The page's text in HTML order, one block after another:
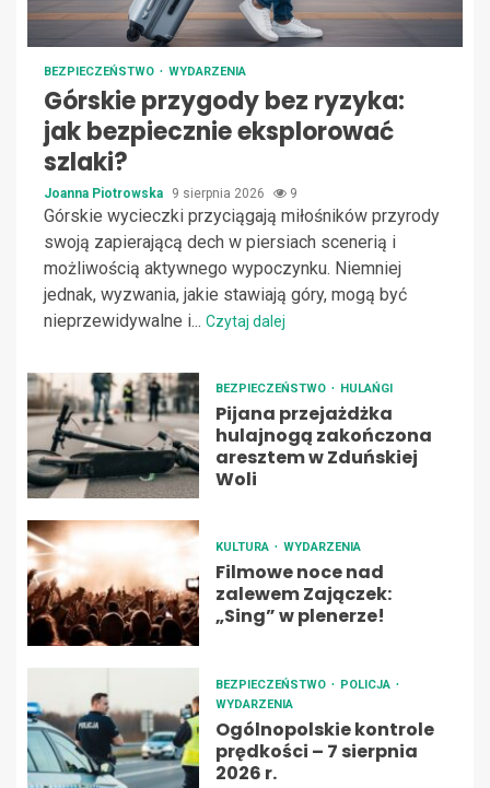
BEZPIECZEŃSTWO WYDARZENIA
Górskie przygody bez ryzyka:
jak bezpiecznie eksplorować
szlaki?
Joanna Piotrowska 9 sierpnia 2026 9
Górskie wycieczki przyciągają miłośników przyrody
swoją zapierającą dech w piersiach scenerią i
możliwością aktywnego wypoczynku. Niemniej
jednak, wyzwania, jakie stawiają góry, mogą być
nieprzewidywalne i... Czytaj dalej
BEZPIECZEŃSTWO HULAŃGI
Pijana przejażdżka
hulajnogą zakończona
aresztem w Zduńskiej
Woli
KULTURA WYDARZENIA
Filmowe noce nad
zalewem Zajączek:
„Sing” w plenerze!
BEZPIECZEŃSTWO
POLICJA
WYDARZENIA
Ogólnopolskie kontrole
prędkości – 7 sierpnia
2026 r.